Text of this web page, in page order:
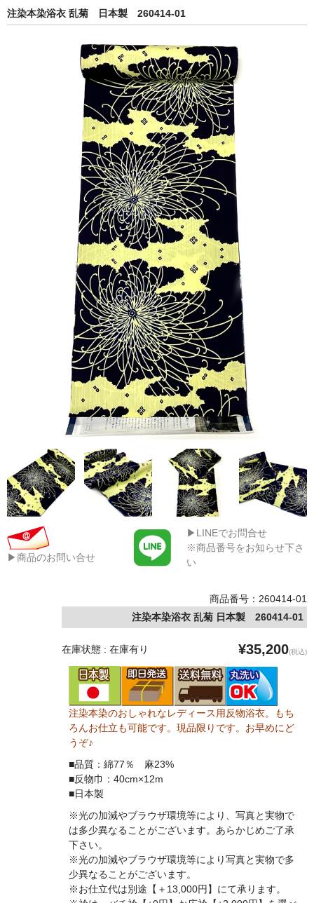
注染本染浴衣 乱菊 日本製 260414-01
▶商品のお問い合せ
▶LINEでお問合せ
※商品番号をお知らせ下さ
い
商品番号：260414-01
注染本染浴衣 乱菊 日本製 260414-01
在庫状態 : 在庫有り ¥35,200(税込)
注染本染のおしゃれなレディース用反物浴衣。もち
ろんお仕立も可能です。現品限りです。お早めにど
うぞ♪
■品質：綿77％ 麻23%
■反物巾：40cm×12m
■日本製
※光の加減やブラウザ環境等により、写真と実物で
は多少異なることがございます。あらかじめご了承
下さい。
※光の加減やブラウザ環境等により写真と実物で多
少異なることがございます。
※お仕立代は別途【＋13,000円】にて承ります。